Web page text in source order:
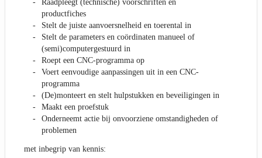
Raadpleegt (technische) voorschriften en
productfiches
Stelt de juiste aanvoersnelheid en toerental in
Stelt de parameters en coördinaten manueel of
(semi)computergestuurd in
Roept een CNC-programma op
Voert eenvoudige aanpassingen uit in een CNC-
programma
(De)monteert en stelt hulpstukken en beveiligingen in
Maakt een proefstuk
Onderneemt actie bij onvoorziene omstandigheden of
problemen
met inbegrip van kennis: